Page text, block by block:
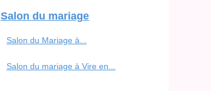
Salon du mariage
Salon du Mariage à...
Salon du mariage à Vire en...